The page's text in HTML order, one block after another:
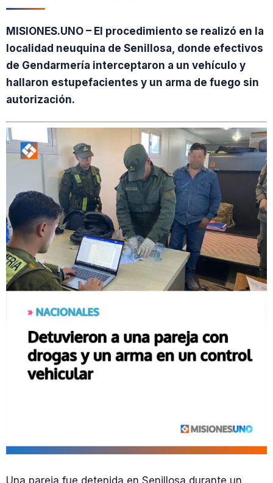
MISIONES.UNO – El procedimiento se realizó en la
localidad neuquina de Senillosa, donde efectivos
de Gendarmería interceptaron a un vehículo y
hallaron estupefacientes y un arma de fuego sin
autorización.